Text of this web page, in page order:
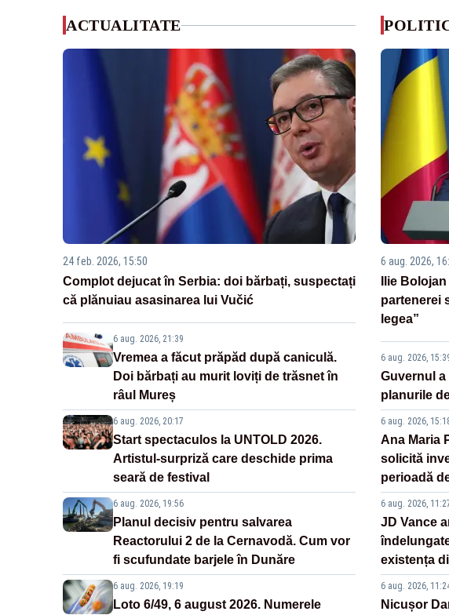
ACTUALITATE
24 feb. 2026, 15:50
Complot dejucat în Serbia: doi bărbați, suspectați
că plănuiau asasinarea lui Vučić
6 aug. 2026, 21:39
Vremea a făcut prăpăd după caniculă.
Doi bărbați au murit loviți de trăsnet în
râul Mureș
6 aug. 2026, 20:17
Start spectaculos la UNTOLD 2026.
Artistul-surpriză care deschide prima
seară de festival
6 aug. 2026, 19:56
Planul decisiv pentru salvarea
Reactorului 2 de la Cernavodă. Cum vor
fi scufundate barjele în Dunăre
6 aug. 2026, 19:19
Loto 6/49, 6 august 2026. Numerele
6 aug. 2026,
Ilie
partenerei
legea”
6 aug. 2026,
Guvernul
planurile
6 aug. 2026,
Ana Maria
solicită
perioadă
6 aug. 2026,
JD Vance
existența
6 aug. 2026,
Nicușor